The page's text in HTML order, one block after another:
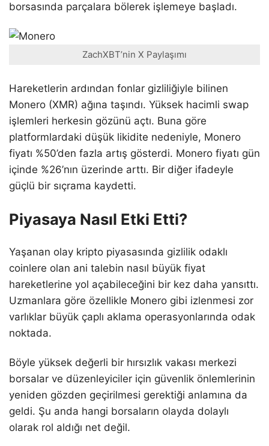
borsasında parçalara bölerek işlemeye başladı.
ZachXBT’nin X Paylaşımı
Hareketlerin ardından fonlar gizliliğiyle bilinen
Monero (XMR) ağına taşındı. Yüksek hacimli swap
işlemleri herkesin gözünü açtı. Buna göre
platformlardaki düşük likidite nedeniyle, Monero
fiyatı %50’den fazla artış gösterdi. Monero fiyatı gün
içinde %26’nın üzerinde arttı. Bir diğer ifadeyle
güçlü bir sıçrama kaydetti.
Piyasaya Nasıl Etki Etti?
Yaşanan olay kripto piyasasında gizlilik odaklı
coinlere olan ani talebin nasıl büyük fiyat
hareketlerine yol açabileceğini bir kez daha yansıttı.
Uzmanlara göre özellikle Monero gibi izlenmesi zor
varlıklar büyük çaplı aklama operasyonlarında odak
noktada.
Böyle yüksek değerli bir hırsızlık vakası merkezi
borsalar ve düzenleyiciler için güvenlik önlemlerinin
yeniden gözden geçirilmesi gerektiği anlamına da
geldi. Şu anda hangi borsaların olayda dolaylı
olarak rol aldığı net değil.